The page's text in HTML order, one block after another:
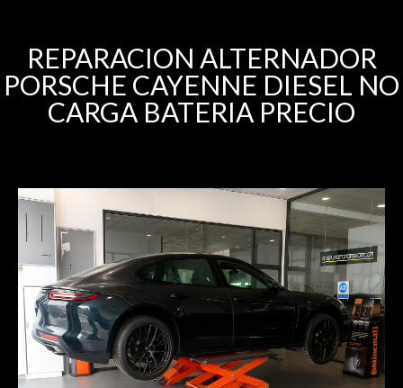
REPARACION ALTERNADOR
PORSCHE CAYENNE DIESEL NO
CARGA BATERIA PRECIO